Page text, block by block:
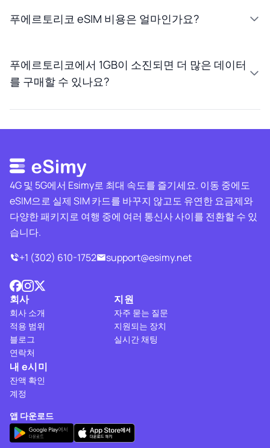
푸에르토리코 eSIM 비용은 얼마인가요?
푸에르토리코에서 1GB이 소진되면 더 많은 데이터
를 구매할 수 있나요?
4G 및 5G에서 Esimy로 최대 속도를 즐기세요. 이동 중에도
eSIM으로 실제 SIM 카드를 바꾸지 않고도 유연한 요금제와
다양한 패키지로 여행 중에 여러 통신사 사이를 전환할 수 있
습니다.
+1 (302) 610-1752
support@esimy.net
회사
회사 소개
적용 범위
블로그
연락처
지원
자주 묻는 질문
지원되는 장치
실시간 채팅
내 e시미
잔액 확인
계정
앱 다운로드